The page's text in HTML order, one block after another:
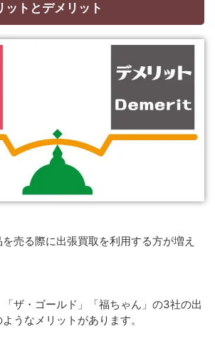
ットとデメリット
売る際に出張買取を利用する方が増え
ザ・ゴールド」「福ちゃん」の3社の出
うなメリットがあります。